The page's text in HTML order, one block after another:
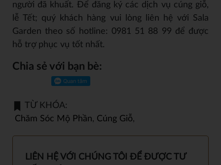
người đã khuất. Để đăng ký các dịch vụ cúng giỗ,
lễ Tết; quý khách hàng vui lòng liên hệ với Sala
Garden theo số hotline: 0981 51 88 99 để được
hỗ trợ phục vụ tốt nhất.
Chia sẻ với bạn bè:
TỪ KHÓA:
Chăm Sóc Mộ Phần, Cúng Giỗ,
LIÊN HỆ VỚI CHÚNG TÔI ĐỂ ĐƯỢC TƯ